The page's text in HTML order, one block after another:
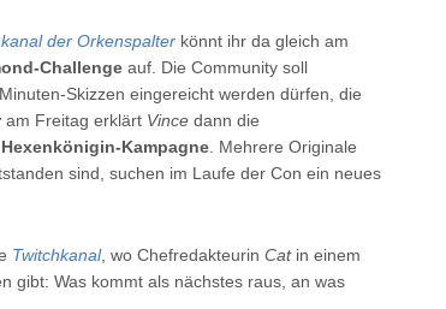
der Orkenspalter könnt ihr da gleich am
Challenge auf. Die Community soll
Skizzen eingereicht werden dürfen, die
am Freitag erklärt Vince dann die
Kampagne . Mehrere Originale
sind, suchen im Laufe der Con ein neues
Twitchkanal, wo ChefredakteurinCatin einem
gibt: Was kommt als nächstes raus, an was